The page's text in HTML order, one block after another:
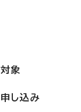
対象
申し込み